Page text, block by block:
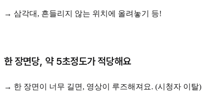
→ 삼각대, 흔들리지 않는 위치에 올려놓기 등!
한 장면당, 약 5초정도가 적당해요
→ 한 장면이 너무 길면, 영상이 루즈해져요. (시청자 이탈)